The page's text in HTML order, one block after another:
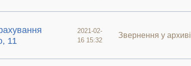
11
2021-02-
16 15:32
Звернення у архиві